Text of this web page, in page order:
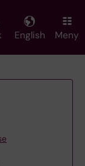
English Meny